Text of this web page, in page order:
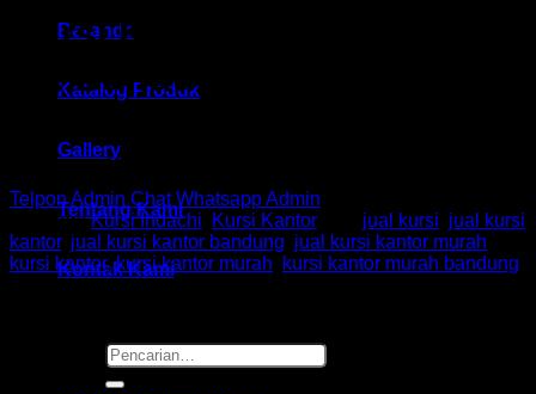
Beranda
Katalog Produk
Gallery
Tentang Kami
Kontak Kami
Pencarian
untuk:
Kursi Kantor Ind HM Hexa I
CR Bandung
Telpon Admin Chat Whatsapp Admin
Kategori:Kursi Indachi Kursi Kantor jual kursi jual kursi
kantor, jual kursi kantor bandung jual kursi kantor murah
kursi kantor,kursi kantor murah kursi kantor murah bandung